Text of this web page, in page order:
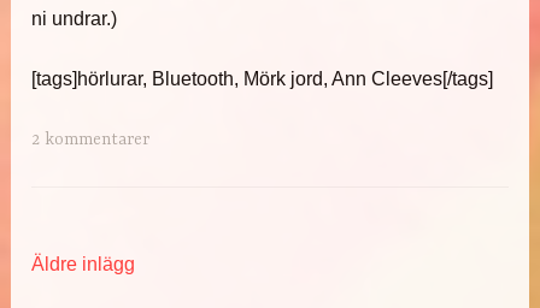
ni undrar.)
[tags]hörlurar, Bluetooth, Mörk jord, Ann Cleeves[/tags]
2 kommentarer
Inläggsnavigering
Äldre inlägg